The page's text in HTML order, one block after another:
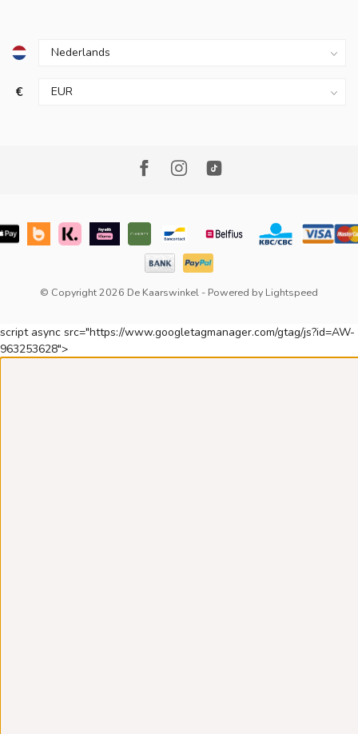
€
© Copyright 2026 De Kaarswinkel - Powered by Lightspeed
script async src="https://www.googletagmanager.com/gtag/js?id=AW-
963253628">